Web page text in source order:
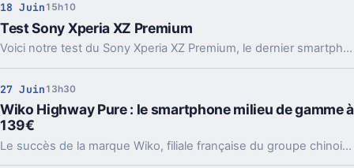
18 Juin 15h10
Test Sony Xperia XZ Premium
Voici notre test du Sony Xperia XZ Premium, le dernier smartphone haut de gamme de la marque
27 Juin 13h30
Wiko Highway Pure : le smartphone milieu de gamme à
139€
Le succès de la marque Wiko, filiale française du groupe chinois Tinno, s'explique par les prix cassés de ses smartphones. Le Wiko Highway Pure, proposé à 139€ aujourd'hui, en est le parfait exemple.